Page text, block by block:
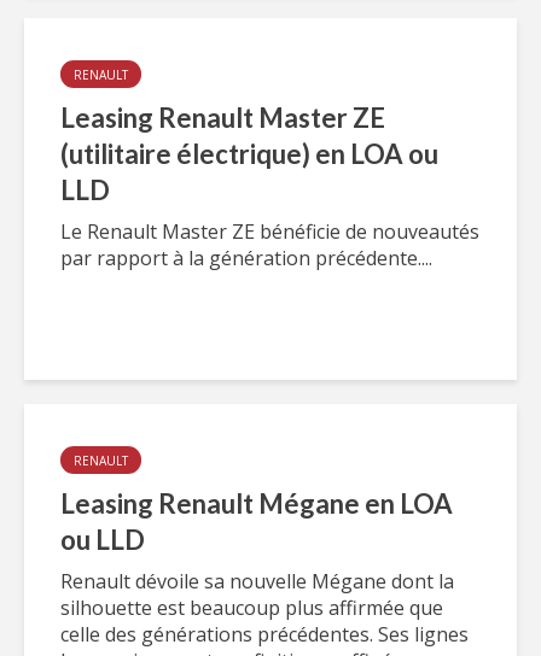
RENAULT
Leasing Renault Master ZE
(utilitaire électrique) en LOA ou
LLD
Le Renault Master ZE bénéficie de nouveautés
par rapport à la génération précédente....
RENAULT
Leasing Renault Mégane en LOA
ou LLD
Renault dévoile sa nouvelle Mégane dont la
silhouette est beaucoup plus affirmée que
celle des générations précédentes. Ses lignes